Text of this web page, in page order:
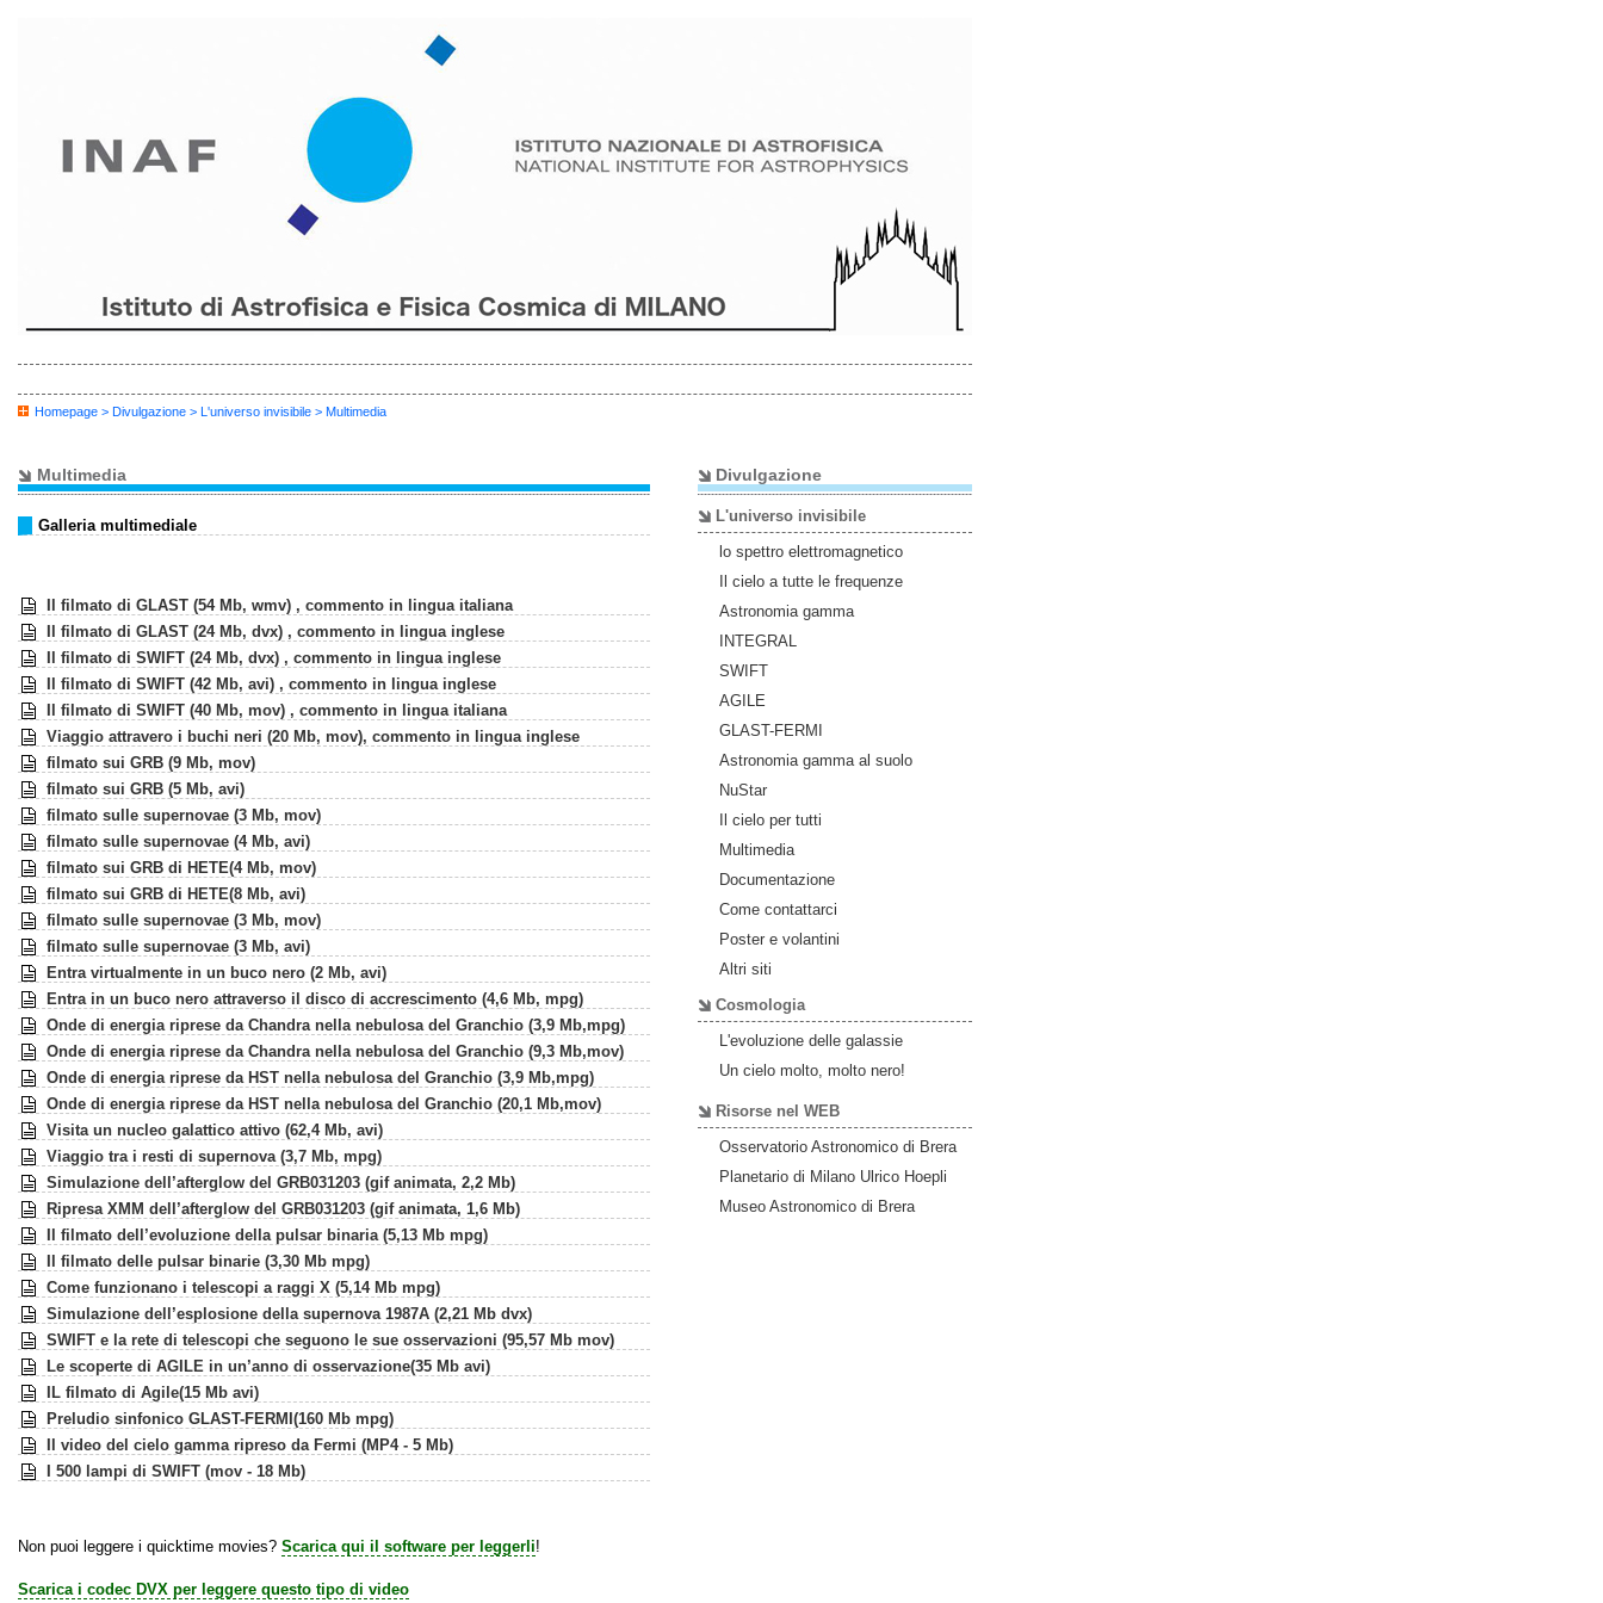
Homepage > Divulgazione > L'universo invisibile > Multimedia
Divulgazione
L'universo invisibile
lo spettro elettromagnetico
Il cielo a tutte le frequenze
Astronomia gamma
INTEGRAL
SWIFT
AGILE
GLAST-FERMI
Astronomia gamma al suolo
NuStar
Il cielo per tutti
Multimedia
Documentazione
Come contattarci
Poster e volantini
Altri siti
Cosmologia
L'evoluzione delle galassie
Un cielo molto, molto nero!
Risorse nel WEB
Osservatorio Astronomico di Brera
Planetario di Milano Ulrico Hoepli
Museo Astronomico di Brera
Multimedia
Galleria multimediale
Il filmato di GLAST (54 Mb, wmv) , commento in lingua italiana
Il filmato di GLAST (24 Mb, dvx) , commento in lingua inglese
Il filmato di SWIFT (24 Mb, dvx) , commento in lingua inglese
Il filmato di SWIFT (42 Mb, avi) , commento in lingua inglese
Il filmato di SWIFT (40 Mb, mov) , commento in lingua italiana
Viaggio attravero i buchi neri (20 Mb, mov), commento in lingua inglese
filmato sui GRB (9 Mb, mov)
filmato sui GRB (5 Mb, avi)
filmato sulle supernovae (3 Mb, mov)
filmato sulle supernovae (4 Mb, avi)
filmato sui GRB di HETE(4 Mb, mov)
filmato sui GRB di HETE(8 Mb, avi)
filmato sulle supernovae (3 Mb, mov)
filmato sulle supernovae (3 Mb, avi)
Entra virtualmente in un buco nero (2 Mb, avi)
Entra in un buco nero attraverso il disco di accrescimento (4,6 Mb, mpg)
Onde di energia riprese da Chandra nella nebulosa del Granchio (3,9 Mb,mpg)
Onde di energia riprese da Chandra nella nebulosa del Granchio (9,3 Mb,mov)
Onde di energia riprese da HST nella nebulosa del Granchio (3,9 Mb,mpg)
Onde di energia riprese da HST nella nebulosa del Granchio (20,1 Mb,mov)
Visita un nucleo galattico attivo (62,4 Mb, avi)
Viaggio tra i resti di supernova (3,7 Mb, mpg)
Simulazione dell’afterglow del GRB031203 (gif animata, 2,2 Mb)
Ripresa XMM dell’afterglow del GRB031203 (gif animata, 1,6 Mb)
Il filmato dell’evoluzione della pulsar binaria (5,13 Mb mpg)
Il filmato delle pulsar binarie (3,30 Mb mpg)
Come funzionano i telescopi a raggi X (5,14 Mb mpg)
Simulazione dell’esplosione della supernova 1987A (2,21 Mb dvx)
SWIFT e la rete di telescopi che seguono le sue osservazioni (95,57 Mb mov)
Le scoperte di AGILE in un’anno di osservazione(35 Mb avi)
IL filmato di Agile(15 Mb avi)
Preludio sinfonico GLAST-FERMI(160 Mb mpg)
Il video del cielo gamma ripreso da Fermi (MP4 - 5 Mb)
I 500 lampi di SWIFT (mov - 18 Mb)
Non puoi leggere i quicktime movies? Scarica qui il software per leggerli!
Scarica i codec DVX per leggere questo tipo di video